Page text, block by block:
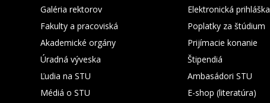
Galéria rektorov
Fakulty a pracoviská
Akademické orgány
Úradná výveska
Ľudia na STU
Médiá o STU
Elektronická prihláška
Poplatky za štúdium
Prijímacie konanie
Štipendiá
Ambasádori STU
E-shop (literatúra)